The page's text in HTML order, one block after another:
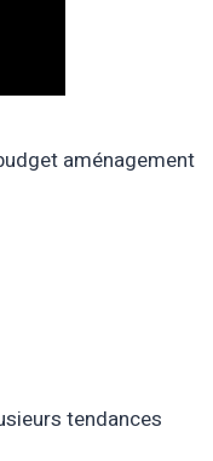
aménagement
tendances